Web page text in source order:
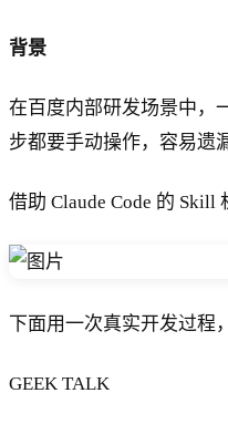
背景
在百度内部研发场景中，
步都要手动操作，容易遗
借助 Claude Code 的 Skill
下面用一次真实开发过程
GEEK TALK